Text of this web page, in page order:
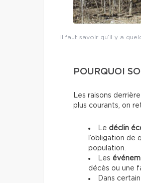
Il faut savoir qu’il y a
POURQUOI
Les raisons
plus courants, on
Le déclin
l’obligation de
population.
Les
décès ou une
Dans